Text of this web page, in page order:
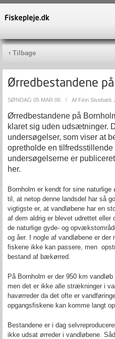
Tilbage
Ørredbestandene
SØNDAG 05 MAR 06 Af Finn Sivebæk
Ørredbestandene på
klaret sig uden udsætninger.
undersøgelser, som viser at
opretholde en
undersøgelserne er
her.
Bornholm er kendt for sine
til, at netop denne landsdel har så
vigtigste er, at vandløbene har en
af dem aldrig er blevet udrettet eller
de naturlige gyde- og
og åer. I nogle af vandløbene er
fiskene ikke kan passere, men
bestand af bækørred.
På Bornholm er der 950 km
men det er ikke alle strækninger i
havørreder da det ofte er
opgangsfiskene kan komme langt
Bestandene er i dag
ikke udsat ørreder i vandløbene.